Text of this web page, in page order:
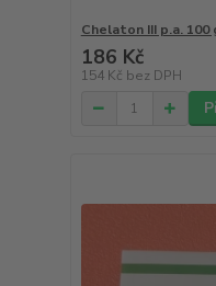
Chelaton III p.a. 100
186 Kč
154 Kč bez DPH